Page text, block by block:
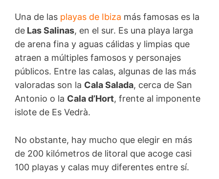
Una de las playas de Ibiza más famosas es la
de Las Salinas, en el sur. Es una playa larga
de arena fina y aguas cálidas y limpias que
atraen a múltiples famosos y personajes
públicos. Entre las calas, algunas de las más
valoradas son la Cala Salada, cerca de San
Antonio o la Cala d’Hort, frente al imponente
islote de Es Vedrà.
No obstante, hay mucho que elegir en más
de 200 kilómetros de litoral que acoge casi
100 playas y calas muy diferentes entre sí.